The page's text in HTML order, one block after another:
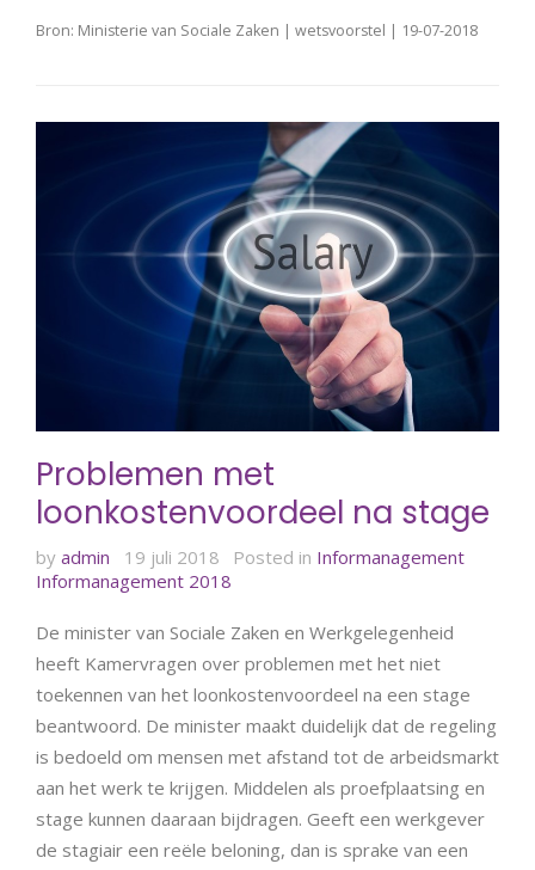
Bron: Ministerie van Sociale Zaken | wetsvoorstel | 19-07-2018
Problemen met
loonkostenvoordeel na stage
by admin 19 juli 2018 Posted in Informanagement
Informanagement 2018
De minister van Sociale Zaken en Werkgelegenheid
heeft Kamervragen over problemen met het niet
toekennen van het loonkostenvoordeel na een stage
beantwoord. De minister maakt duidelijk dat de regeling
is bedoeld om mensen met afstand tot de arbeidsmarkt
aan het werk te krijgen. Middelen als proefplaatsing en
stage kunnen daaraan bijdragen. Geeft een werkgever
de stagiair een reële beloning, dan is sprake van een